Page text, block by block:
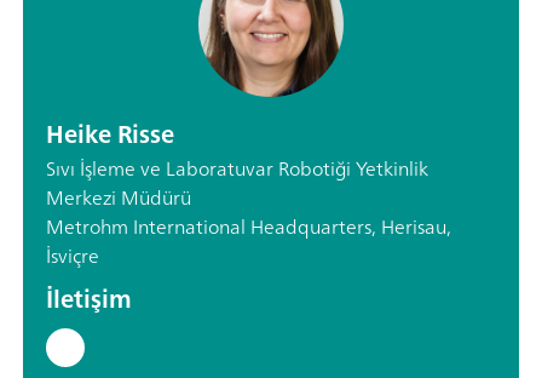
Heike Risse
Sıvı İşleme ve Laboratuvar Robotiği Yetkinlik
Merkezi Müdürü
Metrohm International Headquarters, Herisau,
İsviçre
İletişim